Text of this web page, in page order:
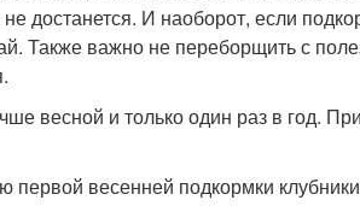
не достанется. И наоборот, если
Также важно не переборщить с
весной и только один раз в год.
весенней подкормки